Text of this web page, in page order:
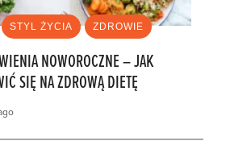
STYL ŻYCIA ZDROWIE
NOWOROCZNE – JAK
SIĘ NA ZDROWĄ DIETĘ